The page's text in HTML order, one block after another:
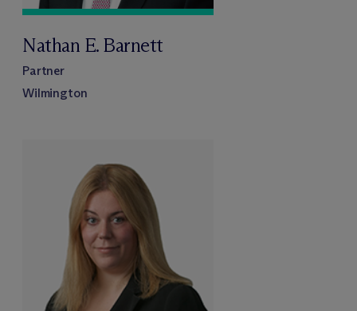
Nathan E. Barnett
Partner
Wilmington